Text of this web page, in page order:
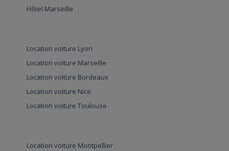
Hôtel Marseille
Location voiture Lyon
Location voiture Marseille
Location voiture Bordeaux
Location voiture Nice
Location voiture Toulouse
Location voiture Montpellier